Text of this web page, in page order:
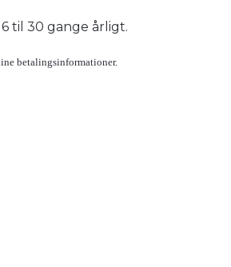
til 30 gange årligt.
betalingsinformationer.